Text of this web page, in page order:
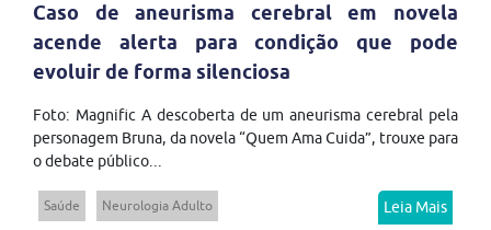
Caso de aneurisma cerebral em novela
acende alerta para condição que pode
evoluir de forma silenciosa
Foto: Magnific A descoberta de um aneurisma cerebral pela
personagem Bruna, da novela “Quem Ama Cuida”, trouxe para
o debate público...
Saúde Neurologia Adulto Leia Mais